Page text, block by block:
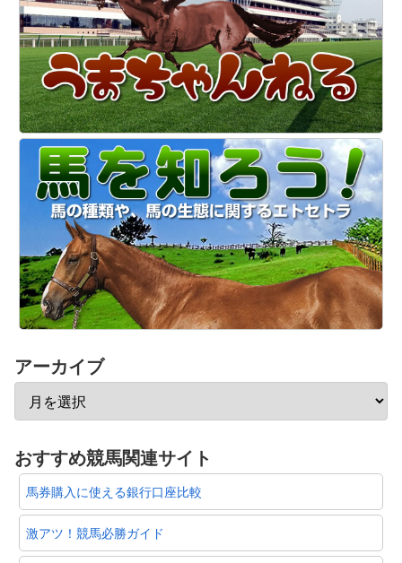
アーカイブ
おすすめ競馬関連サイト
馬券購入に使える銀行口座比較
激アツ！競馬必勝ガイド